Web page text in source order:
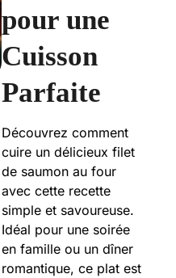
pour une
Cuisson
Parfaite
Découvrez comment
cuire un délicieux filet
de saumon au four
avec cette recette
simple et savoureuse.
Idéal pour une soirée
en famille ou un dîner
romantique, ce plat est